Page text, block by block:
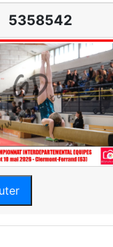
5358542